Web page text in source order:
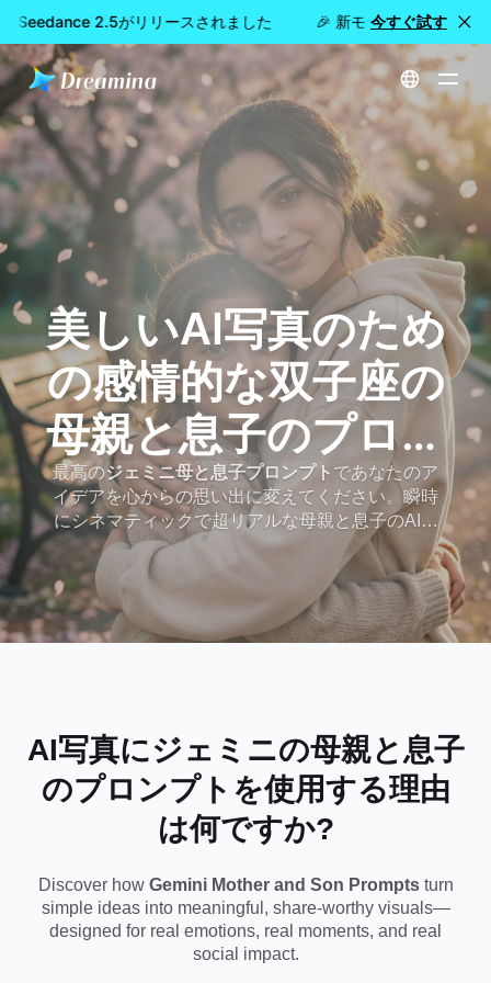
Seedance 2.5がリリースされました 🎉 新モデル公開：
今すぐ試す
ホーム ジェミニの母親と息子のプロンプト(2026年)-感情的なAI写真を即座に作成
美しいAI写真のため
の感情的な双子座の
母親と息子のプロン
プトを作成する
最高のジェミニ母と息子プロンプト であなたのア
イデアを心からの思い出に変えてください。瞬時
にシネマティックで超リアルな母親と息子のAI写
真を生成し、愛、つながり、意味のある瞬間を捉
えます。母の日、ソーシャルシェアリング、また
は永遠の思い出に最適です。コピーして、貼り付
けて、作成してください。
AI写真にジェミニの母親と息子
のプロンプトを使用する理由
は何ですか?
Discover how Gemini Mother and Son Promptsturn
simple ideas into meaningful, share-worthy visuals—
designed for real emotions, real moments, and real
social impact.